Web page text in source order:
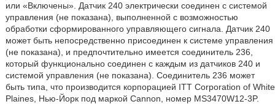
или «Включены». Датчик 240 электрически соединен с системой
управления (не показана), выполненной с возможностью
обработки сформированного управляющего сигнала. Датчик 240
может быть непосредственно присоединен к системе управления
(не показана), и предпочтительно имеется соединитель 236,
который функционально соединен с каждым из датчиков 240 и
системой управления (не показана). Соединитель 236 может
быть типа, что производится корпорацией ITT Corporation of White
Plaines, Нью-Йорк под маркой Cannon, номер MS3470W12-3P.